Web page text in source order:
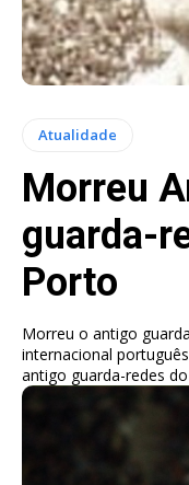
Atualidade
Morreu
guarda-
Porto
Morreu o antigo
internacional português tinha 90
antigo guarda-redes